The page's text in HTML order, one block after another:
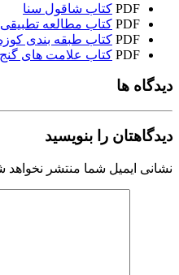
PDF کتاب شاقول سنا
PDF کتاب مطالعه تطبیقی
PDF کتاب طبقه بندی
PDF کتاب علامت های گنج
دیدگاه ها
دیدگاهتان را بنویسید
نشانی ایمیل شما منتشر نخواهد